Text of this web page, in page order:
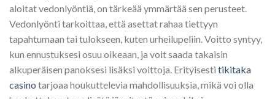
aloitat vedonlyöntiä, on tärkeää ymmärtää sen perusteet.
Vedonlyönti tarkoittaa, että asettat rahaa tiettyyn
tapahtumaan tai tulokseen, kuten urheilupeliin. Voitto syntyy,
kun ennustuksesi osuu oikeaan, ja voit saada takaisin
alkuperäisen panoksesi lisäksi voittoja. Erityisesti tikitaka
casino tarjoaa houkuttelevia mahdollisuuksia, mikä voi olla